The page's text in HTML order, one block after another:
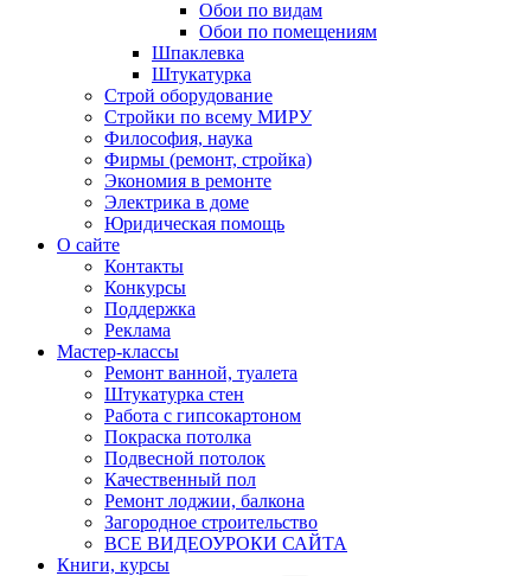
Обои по видам
Обои по помещениям
Шпаклевка
Штукатурка
Строй оборудование
Стройки по всему МИРУ
Философия, наука
Фирмы (ремонт, стройка)
Экономия в ремонте
Электрика в доме
Юридическая помощь
О сайте
Контакты
Конкурсы
Поддержка
Реклама
Мастер-классы
Ремонт ванной, туалета
Штукатурка стен
Работа с гипсокартоном
Покраска потолка
Подвесной потолок
Качественный пол
Ремонт лоджии, балкона
Загородное строительство
ВСЕ ВИДЕОУРОКИ САЙТА
Книги, курсы